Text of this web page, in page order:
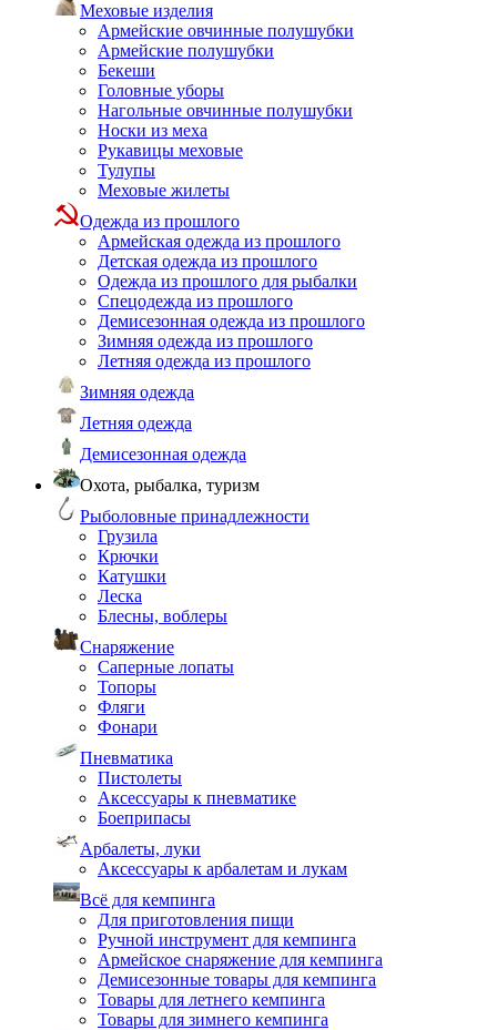
Меховые изделия
Армейские овчинные полушубки
Армейские полушубки
Бекеши
Головные уборы
Нагольные овчинные полушубки
Носки из меха
Рукавицы меховые
Тулупы
Меховые жилеты
Одежда из прошлого
Армейская одежда из прошлого
Детская одежда из прошлого
Одежда из прошлого для рыбалки
Спецодежда из прошлого
Демисезонная одежда из прошлого
Зимняя одежда из прошлого
Летняя одежда из прошлого
Зимняя одежда
Летняя одежда
Демисезонная одежда
Охота, рыбалка, туризм
Рыболовные принадлежности
Грузила
Крючки
Катушки
Леска
Блесны, воблеры
Снаряжение
Саперные лопаты
Топоры
Фляги
Фонари
Пневматика
Пистолеты
Аксессуары к пневматике
Боеприпасы
Арбалеты, луки
Аксессуары к арбалетам и лукам
Всё для кемпинга
Для приготовления пищи
Ручной инструмент для кемпинга
Армейское снаряжение для кемпинга
Демисезонные товары для кемпинга
Товары для летнего кемпинга
Товары для зимнего кемпинга